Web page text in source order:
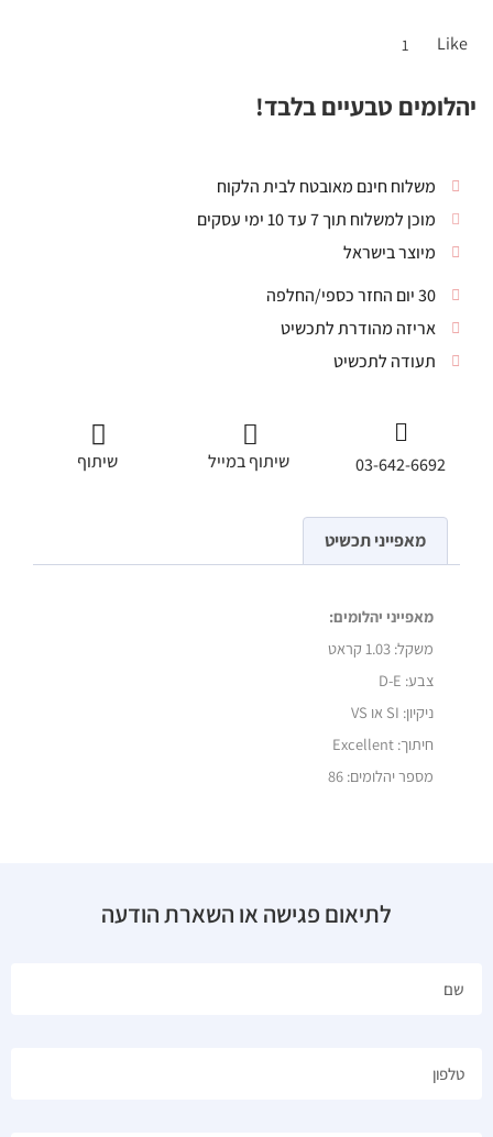
Like
1
יהלומים טבעיים בלבד!
משלוח חינם מאובטח לבית הלקוח
מוכן למשלוח תוך 7 עד 10 ימי עסקים
מיוצר בישראל
30 יום החזר כספי/החלפה
אריזה מהודרת לתכשיט
תעודה לתכשיט
03-642-6692 שיתוף במייל שיתוף
מאפייני תכשיט
מאפייני יהלומים:
משקל: 1.03 קראט
צבע: D-E
ניקיון: SI או VS
חיתוך: Excellent
מספר יהלומים: 86
לתיאום פגישה או השארת הודעה